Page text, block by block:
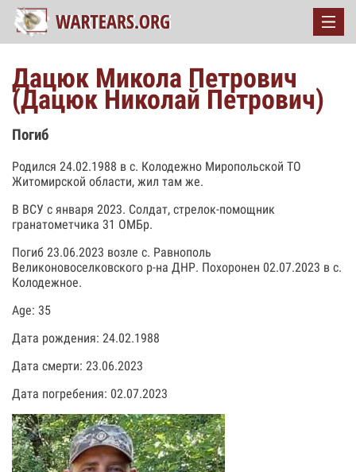
Дацюк Микола Петрович
(Дацюк Николай Петрович)
Погиб
Родился 24.02.1988 в с. Колодежно Миропольской ТО
Житомирской области, жил там же.
В ВСУ с января 2023. Солдат, стрелок-помощник
гранатометчика 31 ОМБр.
Погиб 23.06.2023 возле с. Равнополь
Великоновоселковского р-на ДНР. Похоронен 02.07.2023 в с.
Колодежное.
Age: 35
Дата рождения: 24.02.1988
Дата смерти: 23.06.2023
Дата погребения: 02.07.2023